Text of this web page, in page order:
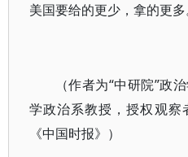
美国要给的更少，拿的更多
（作者为“中研院”政
学政治系教授，授权观
《中国时报》）